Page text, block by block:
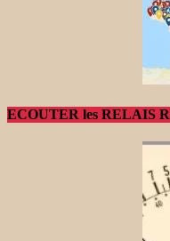
ECOUTER les RELAIS